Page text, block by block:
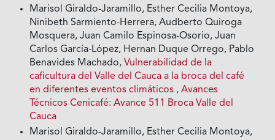
Marisol Giraldo-Jaramillo, Esther Cecilia Montoya,
Ninibeth Sarmiento-Herrera, Audberto Quiroga
Mosquera, Juan Camilo Espinosa-Osorio, Juan
Carlos García-López, Hernan Duque Orrego, Pablo
Benavides Machado,Vulnerabilidad de la
caficultura del Valle del Cauca a la broca del café
en diferentes eventos climáticos ,Avances
Técnicos Cenicafé: Avance 511 Broca Valle del
Cauca
Marisol Giraldo-Jaramillo, Esther Cecilia Montoya,